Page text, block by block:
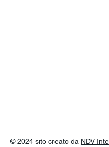
© 2024 sito creato da NDV